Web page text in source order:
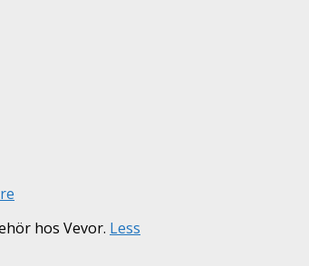
hos Vevor. Less